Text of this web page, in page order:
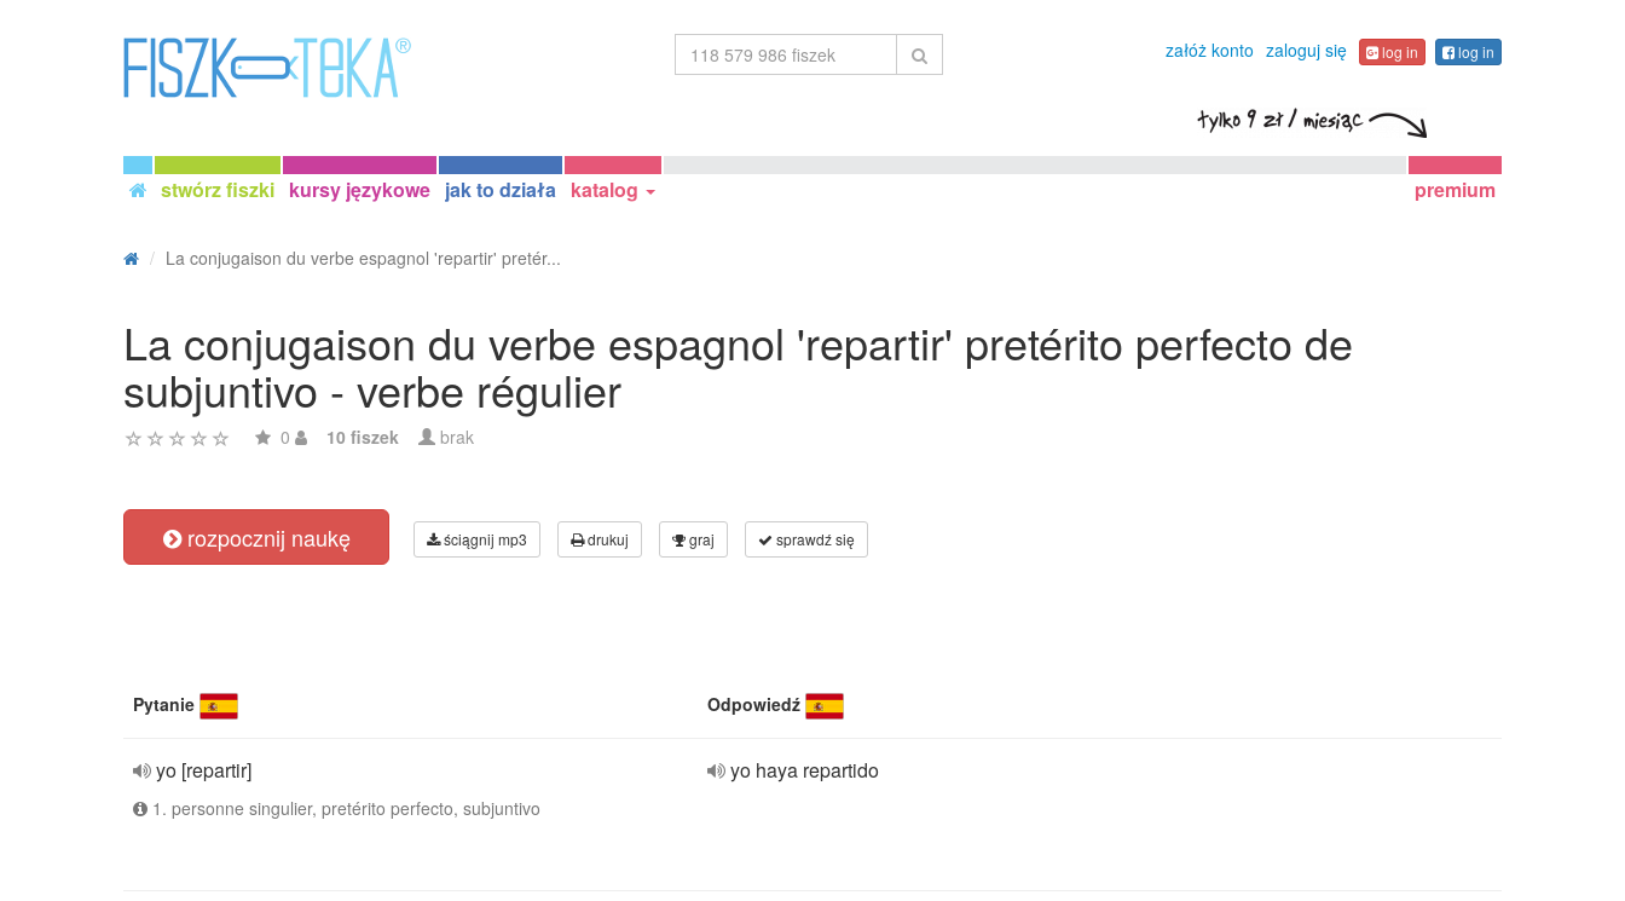
załóż konto zaloguj się log in log in
stwórz fiszki kursy językowe jak to działa katalog premium
La conjugaison du verbe espagnol 'repartir' pretér...
La conjugaison du verbe espagnol 'repartir' pretérito perfecto de
subjuntivo - verbe régulier
0 10 fiszek brak
rozpocznij naukę ściągnij mp3 drukuj graj sprawdź się
Pytanie Odpowiedź
yo [repartir]
1. personne singulier, pretérito perfecto, subjuntivo
yo haya repartido